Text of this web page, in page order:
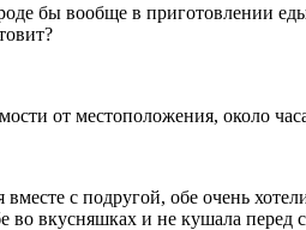
бы вообще в приготовлении
от местоположения, около
вместе с подругой, обе очень
во вкусняшках и не кушала